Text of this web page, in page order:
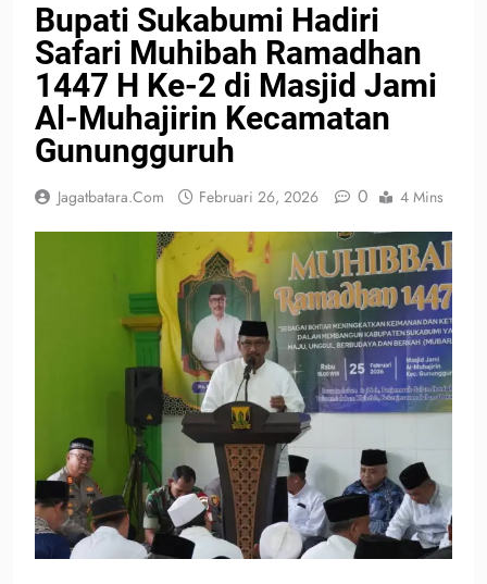
Bupati Sukabumi Hadiri
Safari Muhibah Ramadhan
1447 H Ke-2 di Masjid Jami
Al-Muhajirin Kecamatan
Gunungguruh
Jagatbatara.com Februari 26, 2026 0 4 Mins